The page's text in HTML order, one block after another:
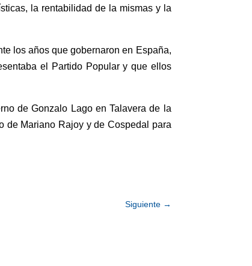
la rentabilidad de la mismas y la
los años que gobernaron en España,
el Partido Popular y que ellos
de Gonzalo Lago en Talavera de la
de Mariano Rajoy y de Cospedal para
Siguiente→